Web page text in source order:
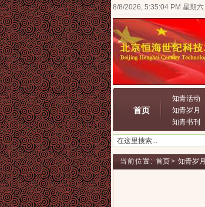
8/8/2026, 5:35:04 PM 星期六
首页
知青活动
知青岁月
知青书刊
当前位置: 首页> 知青岁月